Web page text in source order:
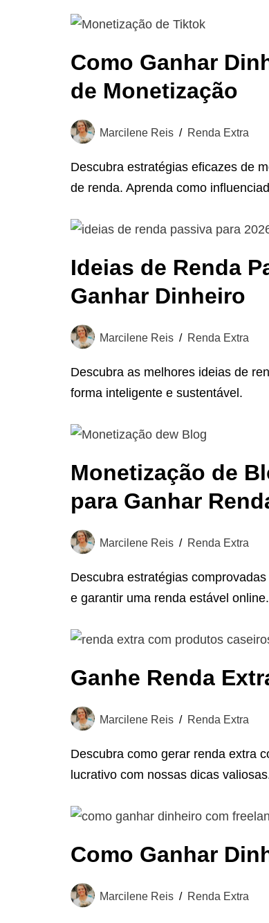
Como Ganhar
de Monetização
Marcilene Reis Renda Extra
Descubra estratégias eficazes de
de renda. Aprenda como
Ideias de Renda
Ganhar Dinheiro
Marcilene Reis Renda Extra
Descubra as melhores ideias de
forma inteligente e sustentável.
Monetização de
para Ganhar
Marcilene Reis Renda Extra
Descubra estratégias
e garantir uma renda estável online.
Ganhe Renda
Marcilene Reis Renda Extra
Descubra como gerar renda extra
lucrativo com nossas dicas
Como Ganhar
Marcilene Reis Renda Extra